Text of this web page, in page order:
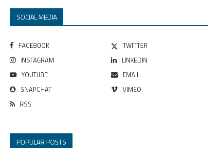
SOCIAL MEDIA
FACEBOOK
TWITTER
INSTAGRAM
LINKEDIN
YOUTUBE
EMAIL
SNAPCHAT
VIMEO
RSS
POPULAR POSTS